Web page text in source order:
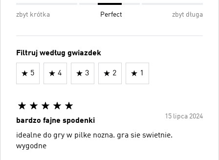
zbyt krótka Perfect zbyt długa
Filtruj według gwiazdek
5 4 3 2 1
15 lipca 2024
bardzo fajne spodenki
idealne do gry w pilke nozna. gra sie swietnie.
wygodne